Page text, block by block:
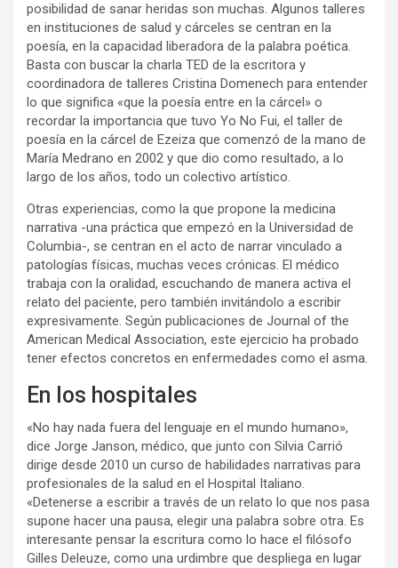
posibilidad de sanar heridas son muchas. Algunos talleres
en instituciones de salud y cárceles se centran en la
poesía, en la capacidad liberadora de la palabra poética.
Basta con buscar la charla TED de la escritora y
coordinadora de talleres Cristina Domenech para entender
lo que significa «que la poesía entre en la cárcel» o
recordar la importancia que tuvo Yo No Fui, el taller de
poesía en la cárcel de Ezeiza que comenzó de la mano de
María Medrano en 2002 y que dio como resultado, a lo
largo de los años, todo un colectivo artístico.
Otras experiencias, como la que propone la medicina
narrativa -una práctica que empezó en la Universidad de
Columbia-, se centran en el acto de narrar vinculado a
patologías físicas, muchas veces crónicas. El médico
trabaja con la oralidad, escuchando de manera activa el
relato del paciente, pero también invitándolo a escribir
expresivamente. Según publicaciones de Journal of the
American Medical Association, este ejercicio ha probado
tener efectos concretos en enfermedades como el asma.
En los hospitales
«No hay nada fuera del lenguaje en el mundo humano»,
dice Jorge Janson, médico, que junto con Silvia Carrió
dirige desde 2010 un curso de habilidades narrativas para
profesionales de la salud en el Hospital Italiano.
«Detenerse a escribir a través de un relato lo que nos pasa
supone hacer una pausa, elegir una palabra sobre otra. Es
interesante pensar la escritura como lo hace el filósofo
Gilles Deleuze, como una urdimbre que despliega en lugar